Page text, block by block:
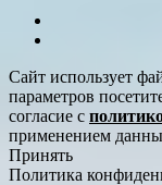
Сайт использует
параметров
согласие с
применением
Принять
Политика